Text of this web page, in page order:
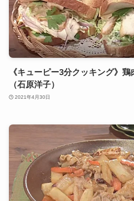
《キューピー3分クッキング》
（石原洋子）
2021年4月30日